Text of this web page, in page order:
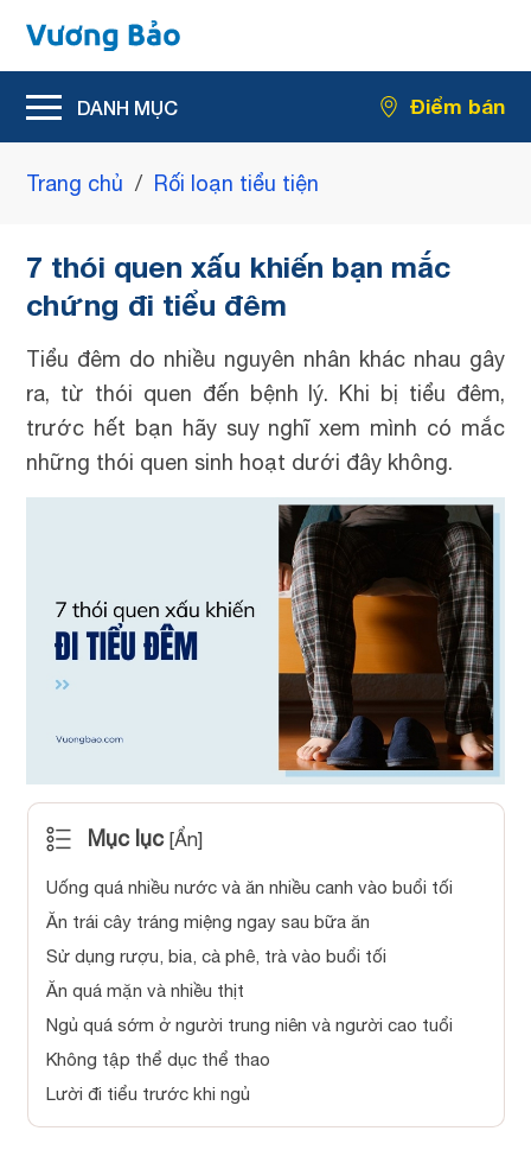
Hỗ trợ giảm rối loạn tiểu tiện
Hỗ trợ giảm kích thước u xơ tiền liệt tuyến
Điểm bán
Trang chủ / Rối loạn tiểu tiện
7 thói quen xấu khiến bạn mắc
chứng đi tiểu đêm
Tiểu đêm do nhiều nguyên nhân khác nhau gây
ra, từ thói quen đến bệnh lý. Khi bị tiểu đêm,
trước hết bạn hãy suy nghĩ xem mình có mắc
những thói quen sinh hoạt dưới đây không.
Mục lục [Ẩn]
Uống quá nhiều nước và ăn nhiều canh vào buổi tối
Ăn trái cây tráng miệng ngay sau bữa ăn
Sử dụng rượu, bia, cà phê, trà vào buổi tối
Ăn quá mặn và nhiều thịt
Ngủ quá sớm ở người trung niên và người cao tuổi
Không tập thể dục thể thao
Lười đi tiểu trước khi ngủ